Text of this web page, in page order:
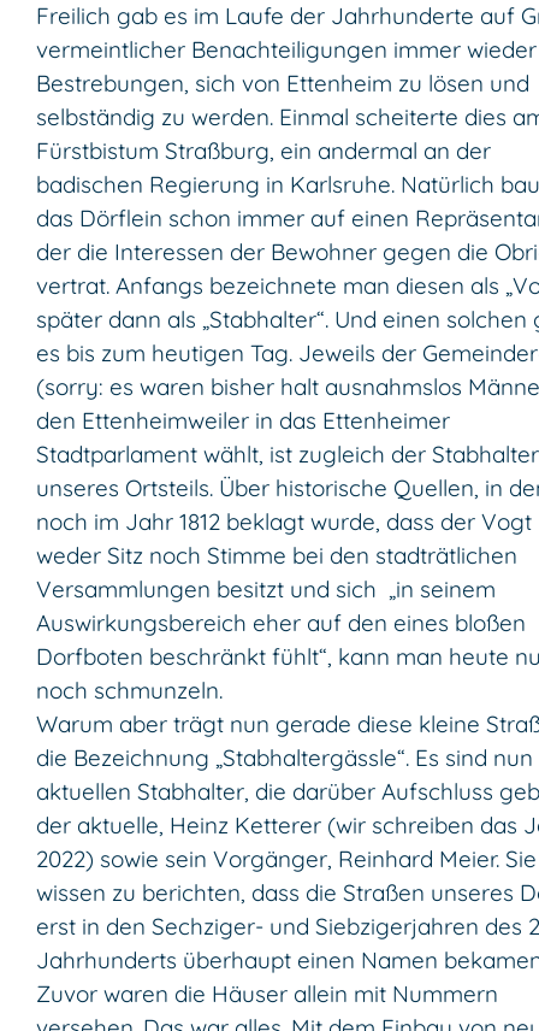
Freilich gab es im Laufe der Jahrhunderte auf
vermeintlicher Benachteiligungen immer wieder
Bestrebungen, sich von Ettenheim zu lösen und
selbständig zu werden. Einmal scheiterte dies
Fürstbistum Straßburg, ein andermal an der
badischen Regierung in Karlsruhe. Natürlich
das Dörflein schon immer auf einen
der die Interessen der Bewohner gegen die
vertrat. Anfangs bezeichnete man diesen als
später dann als „Stabhalter“. Und einen solchen
es bis zum heutigen Tag. Jeweils der
(sorry: es waren bisher halt ausnahmslos
den Ettenheimweiler in das Ettenheimer
Stadtparlament wählt, ist zugleich der Stabhalter
unseres Ortsteils. Über historische Quellen, in
noch im Jahr 1812 beklagt wurde, dass der Vogt
weder Sitz noch Stimme bei den stadträtlichen
Versammlungen besitzt und sich „in seinem
Auswirkungsbereich eher auf den eines bloßen
Dorfboten beschränkt fühlt“, kann man heute
noch schmunzeln.
Warum aber trägt nun gerade diese kleine
die Bezeichnung „Stabhaltergässle“. Es sind
aktuellen Stabhalter, die darüber Aufschluss
der aktuelle, Heinz Ketterer (wir schreiben das
2022) sowie sein Vorgänger, Reinhard Meier. Sie
wissen zu berichten, dass die Straßen unseres
erst in den Sechziger- und Siebzigerjahren des
Jahrhunderts überhaupt einen Namen
Zuvor waren die Häuser allein mit Nummern